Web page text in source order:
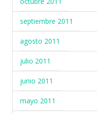
septiembre 2011
agosto 2011
julio 2011
junio 2011
mayo 2011